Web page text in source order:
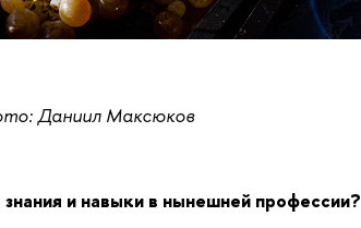
Даниил Максюков
и навыки в нынешней профессии?